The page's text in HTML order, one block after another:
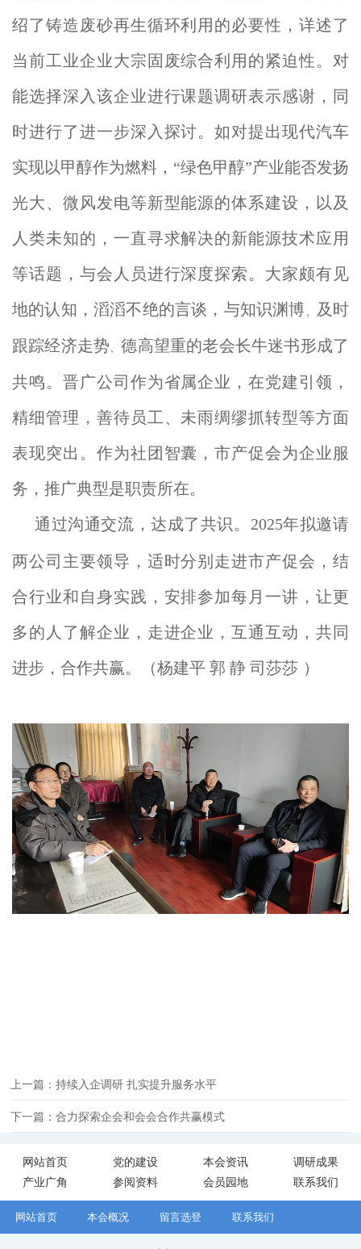
绍了铸造废砂再生循环利用的必要性，详述了
当前工业企业大宗固废综合利用的紧迫性。对
能选择深入该企业进行课题调研表示感谢，同
时进行了进一步深入探讨。如对提出现代汽车
实现以甲醇作为燃料，“绿色甲醇”产业能否发扬
光大、微风发电等新型能源的体系建设，以及
人类未知的，一直寻求解决的新能源技术应用
等话题，与会人员进行深度探索。大家颇有见
地的认知，滔滔不绝的言谈，与知识渊博 、 及时
跟踪经济走势、德高望重的老会长牛迷书形成了
共鸣。晋广公司作为省属企业，在党建引领，
精细管理，善待员工、未雨绸缪抓转型等方面
表现突出。作为社团智囊，市产促会为企业服
务，推广典型是职责所在。
通过沟通交流，达成了共识。 2025年拟邀请
两公司主要领导，适时分别走进市产促会，结
合行业和自身实践，安排参加每月一讲，让更
多的人了解企业，走进企业，互通互动，共同
进步， 合作共赢。（杨建平 郭 静 司莎莎 ）
上一篇：持续入企调研 扎实提升服务水平
下一篇：合力探索企会和会会合作共赢模式
网站首页 党的建设 本会资讯
调研成果
产业广角
参阅资料 会员园地 联系我们
网站首页 本会概况 留言选登 联系我们